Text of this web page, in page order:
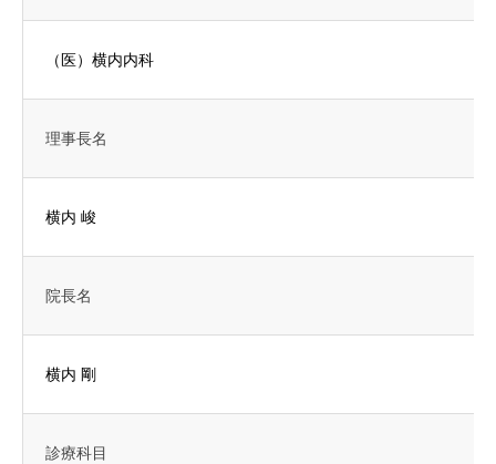
（医）横内内科
理事長名
横内 峻
院長名
横内 剛
診療科目